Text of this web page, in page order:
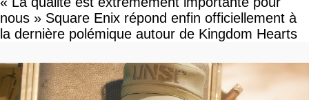
nous » Square Enix répond enfin officiellement à
la dernière polémique autour de Kingdom Hearts